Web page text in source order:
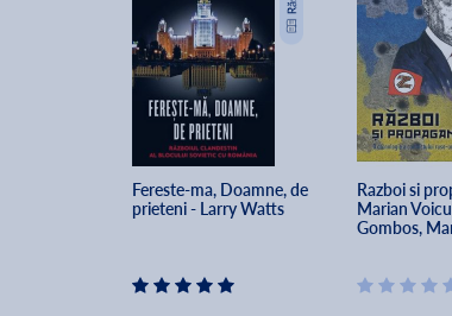
Fereste-ma, Doamne, de
prieteni - Larry Watts
Razboi si
Marian
Gombos,